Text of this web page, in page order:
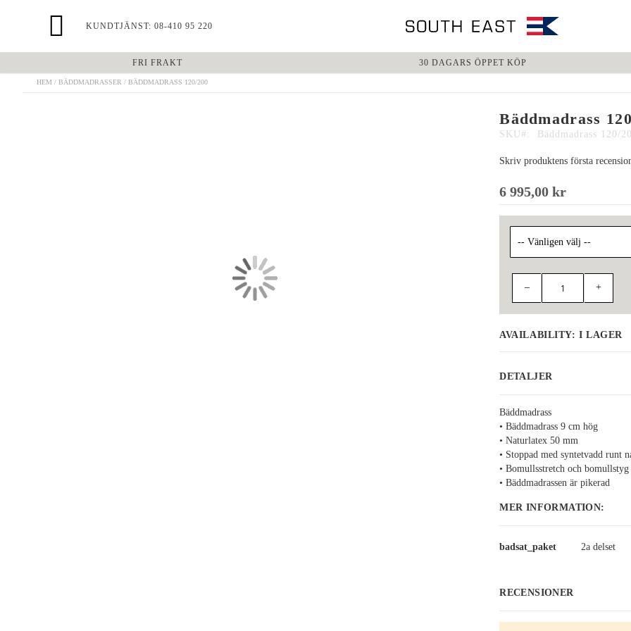
KUNDTJÄNST: 08-410 95 220
FRI FRAKT 30 DAGARS ÖPPET KÖP
HEM BÄDDMADRASSER BÄDDMADRASS 120/200
Bäddmadrass
SKU Bäddmadrass 120/
Skriv produktens första
6 995,00 kr
– +
AVAILABILITY: I LAGER
DETALJER
Bäddmadrass
• Bäddmadrass 9 cm hög
• Naturlatex 50 mm
• Stoppad med syntetvadd runt
• Bomullsstretch och bomullstyg
• Bäddmadrassen är pikerad
MER INFORMATION:
Mer
badsat_paket 2a delset
RECENSIONER